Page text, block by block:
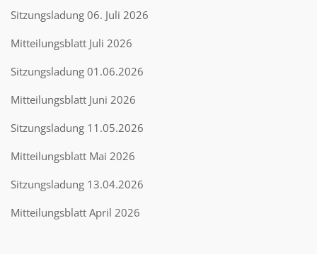
Sitzungsladung 06. Juli 2026
Mitteilungsblatt Juli 2026
Sitzungsladung 01.06.2026
Mitteilungsblatt Juni 2026
Sitzungsladung 11.05.2026
Mitteilungsblatt Mai 2026
Sitzungsladung 13.04.2026
Mitteilungsblatt April 2026